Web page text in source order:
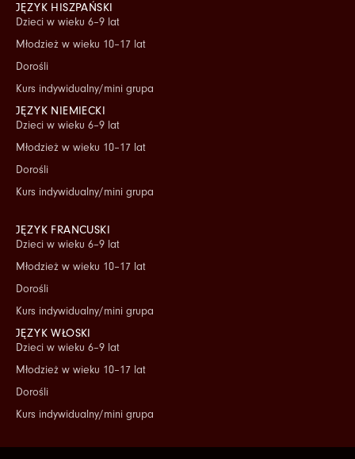
JĘZYK HISZPAŃSKI
Dzieci w wieku 6–9 lat
Młodzież w wieku 10–17 lat
Dorośli
Kurs indywidualny/mini grupa
JĘZYK NIEMIECKI
Dzieci w wieku 6–9 lat
Młodzież w wieku 10–17 lat
Dorośli
Kurs indywidualny/mini grupa
JĘZYK FRANCUSKI
Dzieci w wieku 6–9 lat
Młodzież w wieku 10–17 lat
Dorośli
Kurs indywidualny/mini grupa
JĘZYK WŁOSKI
Dzieci w wieku 6–9 lat
Młodzież w wieku 10–17 lat
Dorośli
Kurs indywidualny/mini grupa